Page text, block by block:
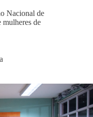
Nacional de
mulheres de